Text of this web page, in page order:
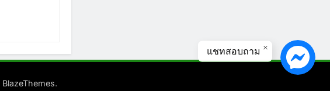
BlazeThemes.
แชทสอบถาม